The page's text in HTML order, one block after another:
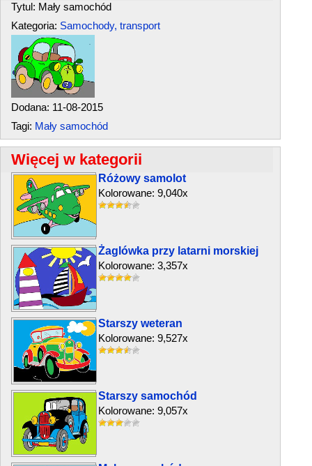
Tytul: Mały samochód
Kategoria: Samochody, transport
Dodana: 11-08-2015
Tagi: Mały samochód
Więcej w kategorii
Różowy samolot
Kolorowane: 9,040x
Żaglówka przy latarni morskiej
Kolorowane: 3,357x
Starszy weteran
Kolorowane: 9,527x
Starszy samochód
Kolorowane: 9,057x